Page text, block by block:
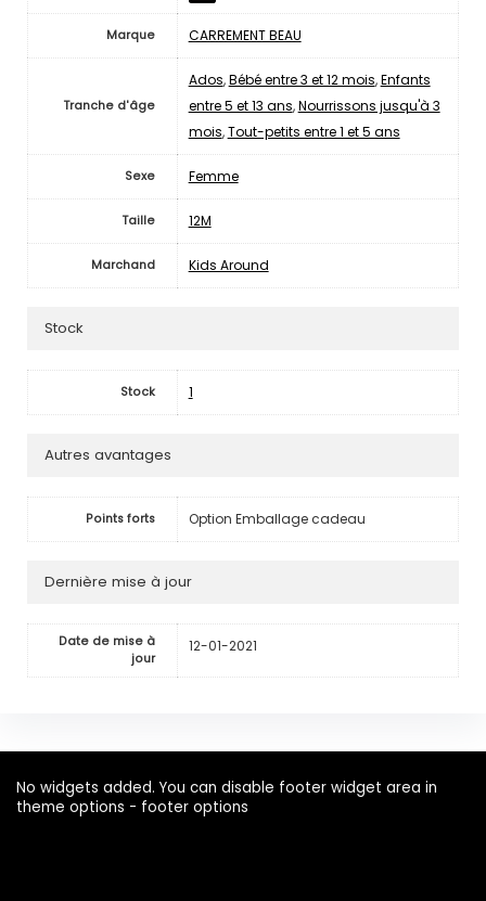
Marque CARREMENT BEAU
Tranche d'âge
Ados,Bébé entre 3 et 12 mois,Enfants
entre 5 et 13 ans,Nourrissons jusqu'à 3
mois,Tout-petits entre 1 et 5 ans
Sexe Femme
Taille 12M
Marchand Kids Around
Stock
Stock 1
Autres avantages
Points forts Option Emballage cadeau
Dernière mise à jour
Date de mise à
jour
12-01-2021
No widgets added. You can disable footer widget area in
theme options - footer options